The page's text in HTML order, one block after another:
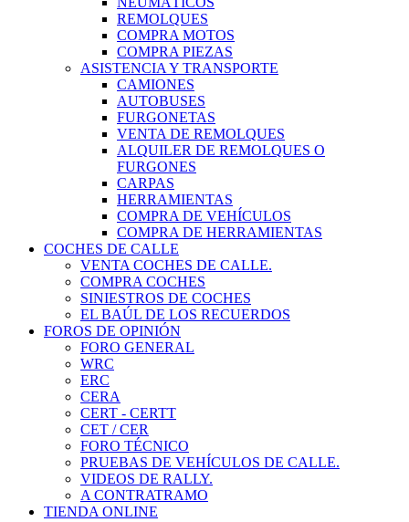
REMOLQUES
COMPRA MOTOS
COMPRA PIEZAS
ASISTENCIA Y TRANSPORTE
CAMIONES
AUTOBUSES
FURGONETAS
VENTA DE REMOLQUES
ALQUILER DE REMOLQUES O
FURGONES
CARPAS
HERRAMIENTAS
COMPRA DE VEHÍCULOS
COMPRA DE HERRAMIENTAS
COCHES DE CALLE
VENTA COCHES DE CALLE.
COMPRA COCHES
SINIESTROS DE COCHES
EL BAÚL DE LOS RECUERDOS
FOROS DE OPINIÓN
FORO GENERAL
WRC
ERC
CERA
CERT - CERTT
CET / CER
FORO TÉCNICO
PRUEBAS DE VEHÍCULOS DE CALLE.
VIDEOS DE RALLY.
A CONTRATRAMO
TIENDA ONLINE